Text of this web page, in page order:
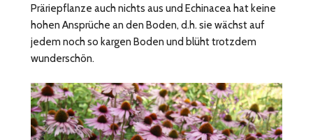
Präriepflanze auch nichts aus und Echinacea hat keine
hohen Ansprüche an den Boden, d.h. sie wächst auf
jedem noch so kargen Boden und blüht trotzdem
wunderschön.